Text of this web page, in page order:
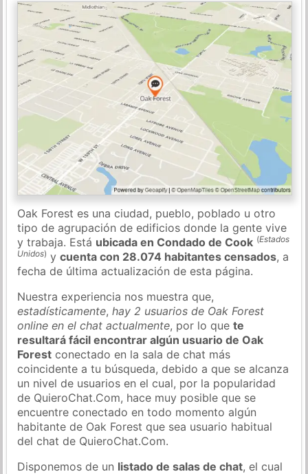
Oak Forest es una ciudad, pueblo, poblado u otro
tipo de agrupación de edificios donde la gente vive
y trabaja. Está ubicada en Condado de Cook (Estados
Unidos) ycuenta con 28.074 habitantes censados, a
fecha de última actualización de esta página.
Nuestra experiencia nos muestra que,
estadísticamente,hay 2 usuarios de Oak Forest
online en el chat actualmente, por lo quete
resultará fácil encontrar algún usuario de Oak
Forest conectado en la sala de chat más
coincidente a tu búsqueda, debido a que se alcanza
un nivel de usuarios en el cual, por la popularidad
de QuieroChat.Com, hace muy posible que se
encuentre conectado en todo momento algún
habitante de Oak Forest que sea usuario habitual
del chat de QuieroChat.Com.
Disponemos de un listado de salas de chat, el cual